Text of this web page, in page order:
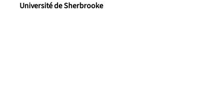
Université de Sherbrooke